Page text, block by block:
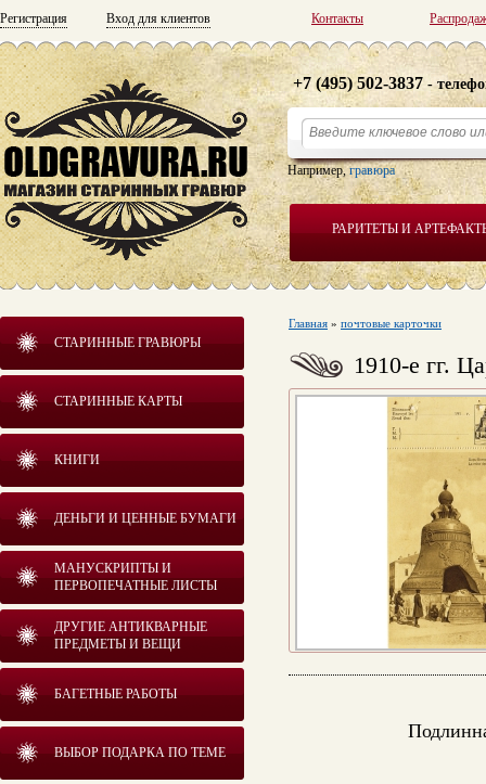
Регистрация Вход для клиентов Контакты
РАРИТЕТЫ И
+7 (495) 502-3837 -
Например,гравюра
СТАРИННЫЕ ГРАВЮРЫ
СТАРИННЫЕ КАРТЫ
КНИГИ
ДЕНЬГИ И ЦЕННЫЕ БУМАГИ
МАНУСКРИПТЫ И
ПЕРВОПЕЧАТНЫЕ ЛИСТЫ
ДРУГИЕ АНТИКВАРНЫЕ
ПРЕДМЕТЫ И ВЕЩИ
БАГЕТНЫЕ РАБОТЫ
ВЫБОР ПОДАРКА ПО ТЕМЕ
Главная » почтовые карточки
1910-е гг.